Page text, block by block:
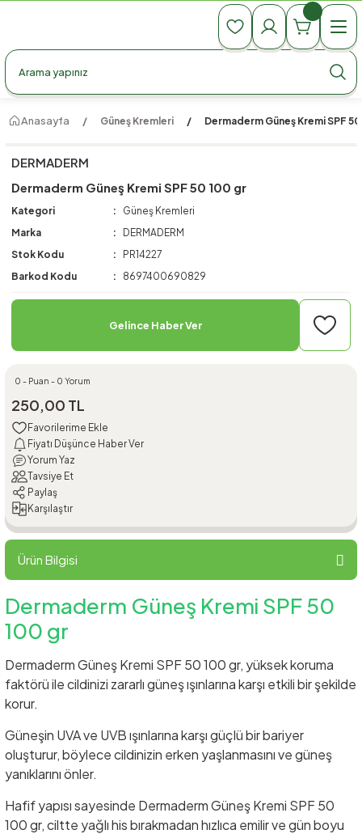
990 TL Üzeri Ücretsiz Kargo
990 TL Üzeri Ücretsiz Kargo
Anasayfa Güneş Kremleri Dermaderm Güneş Kremi SPF
DERMADERM
Dermaderm Güneş Kremi SPF 50 100 gr
Kategori
Güneş Kremleri
Marka
DERMADERM
Stok Kodu
PR14227
Barkod Kodu
8697400690829
Gelince Haber Ver
0 - Puan - 0 Yorum
250,00 TL
Fiyatı Düşünce Haber Ver
Yorum Yaz
Tavsiye Et
Paylaş
Karşılaştır
Ürün Bilgisi
Dermaderm Güneş Kremi SPF 50
100 gr
Dermaderm Güneş Kremi SPF 50 100 gr, yüksek koruma
faktörü ile cildinizi zararlı güneş ışınlarına karşı etkili bir şekilde
korur.
Güneşin UVA ve UVB ışınlarına karşı güçlü bir bariyer
oluşturur, böylece cildinizin erken yaşlanmasını ve güneş
yanıklarını önler.
Hafif yapısı sayesinde Dermaderm Güneş Kremi SPF 50
100 gr, ciltte yağlı his bırakmadan hızlıca emilir ve gün boyu